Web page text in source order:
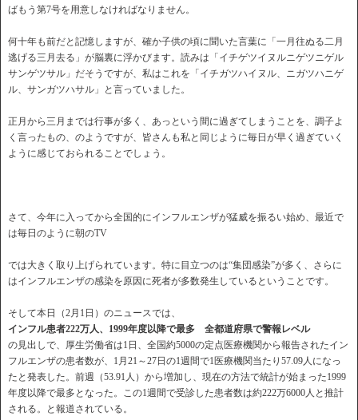
ばもう第7号を用意しなければなりません。
何十年も前だと記憶しますが、確か子供の頃に聞いた言葉に「一月往ぬる二月
逃げる三月去る」が脳裏に浮かびます。読みは「イチゲツイヌルニゲツニゲル
サンゲツサル」だそうですが、私はこれを「イチガツハイヌル、ニガツハニゲ
ル、サンガツハサル」と言っていました。
正月から三月までは行事が多く、あっという間に過ぎてしまうことを、調子よ
く言ったもの、のようですが、皆さんも私と同じように毎日が早く過ぎていく
ように感じておられることでしょう。
さて、今年に入ってから全国的にインフルエンザが猛威を振るい始め、最近で
は毎日のように朝のTV
では大きく取り上げられています。特に目立つのは“集団感染”が多く、さらに
はインフルエンザの感染を原因に死者が多数発生しているということです。
そして本日（2月1日）のニュースでは、
インフル患者222万人、1999年度以降で最多 全都道府県で警報レベル
の見出しで、厚生労働省は1日、全国約5000の定点医療機関から報告されたイン
フルエンザの患者数が、1月21～27日の1週間で1医療機関当たり57.09人になっ
たと発表した。前週（53.91人）から増加し、現在の方法で統計が始まった1999
年度以降で最多となった。この1週間で受診した患者数は約222万6000人と推計
される。と報道されている。